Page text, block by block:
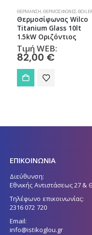
ΘΈΡΜΑΝΣΗ,ΘΕΡΜΟΣΊΦΩΝΕΣ-BOILER
Θερμοσίφωνας Wilco
Titanium Glass 40lt
4kW Οριζόντιος
Τιμή WEB:
129,00€
Διεύθυνση:
Εθνικής Αντιστάσεως 27 &
Τηλέφωνο επικοινωνίας:
Email: